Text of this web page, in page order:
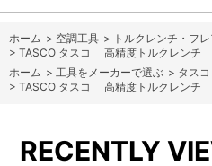
ホーム > 空調工具 > トルクレンチ・フ
> TASCO タスコ 高精度トルクレンチ
ホーム > 工具をメーカーで選ぶ > タスコ
> TASCO タスコ 高精度トルクレンチ
RECENTLY